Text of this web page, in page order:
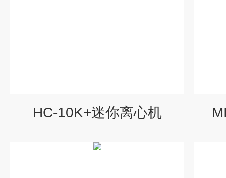
HC-10K+迷你离心机